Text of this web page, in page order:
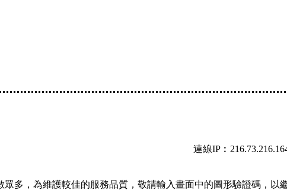
連線
多，為維護較佳的服務品質，敬請輸入畫面中的圖形驗證碼，以